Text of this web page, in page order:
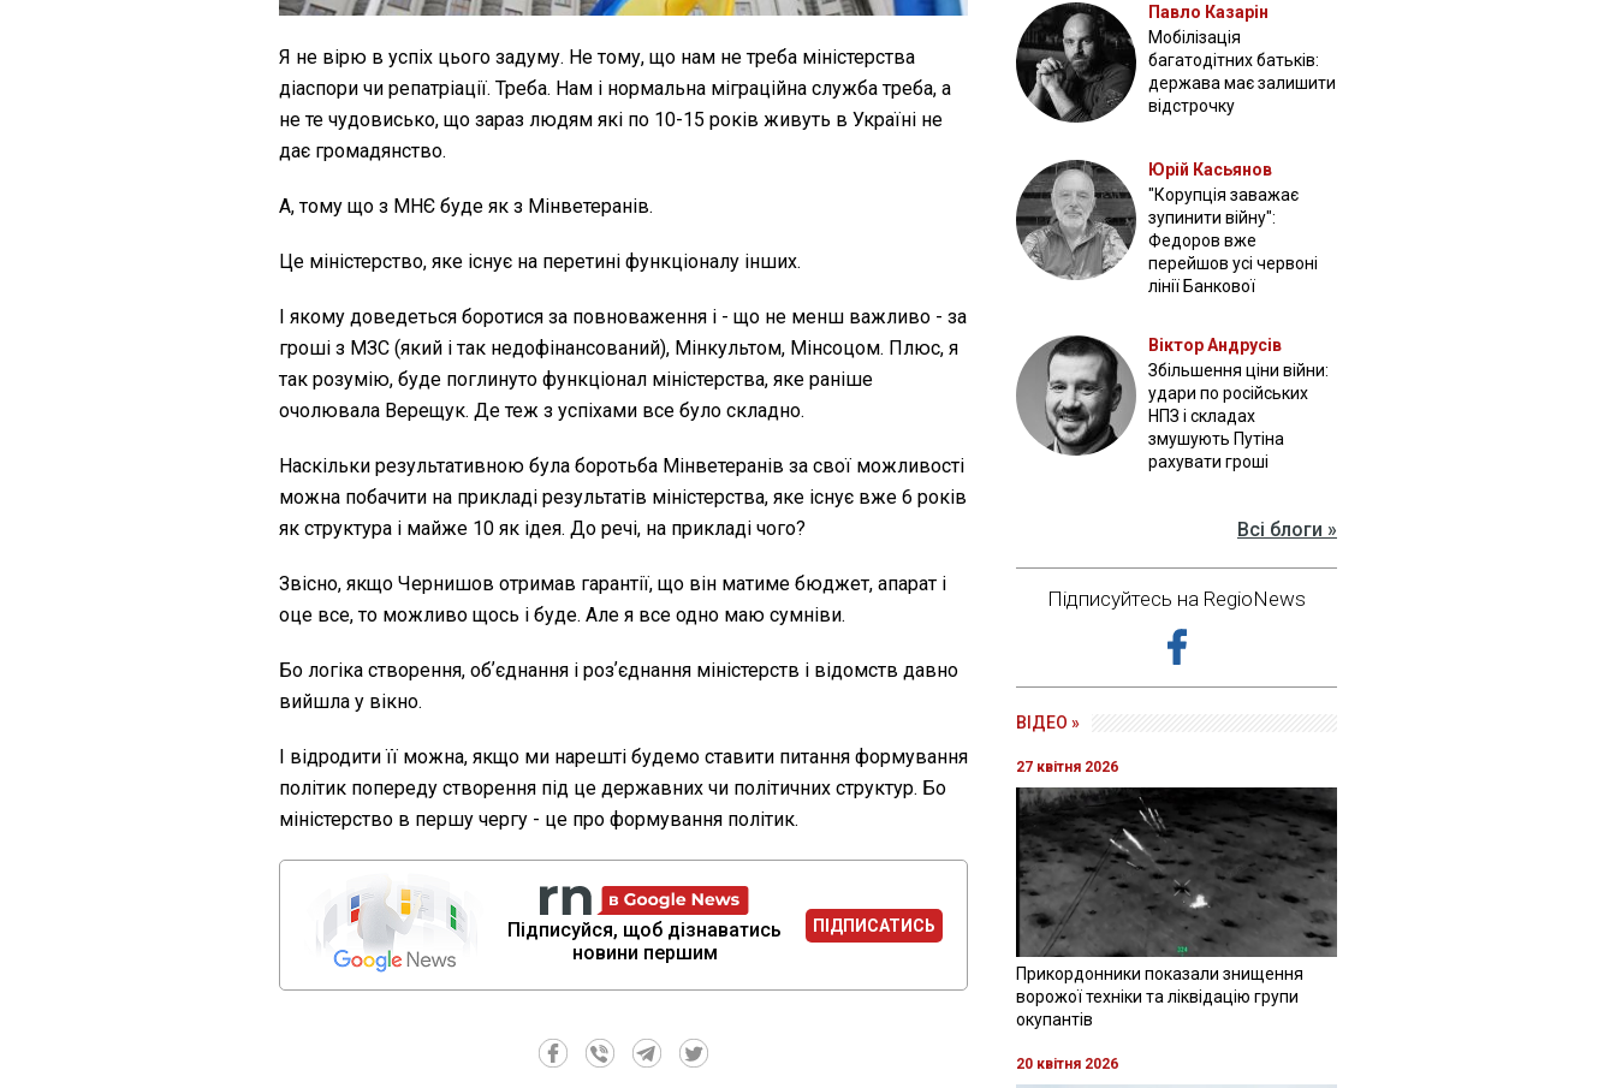
Я не вірю в успіх цього задуму. Не тому, що нам не треба міністерства
діаспори чи репатріації. Треба. Нам і нормальна міграційна служба треба, а
не те чудовисько, що зараз людям які по 10-15 років живуть в Україні не
дає громадянство.
А, тому що з МНЄ буде як з Мінветеранів.
Це міністерство, яке існує на перетині функціоналу інших.
І якому доведеться боротися за повноваження і - що не менш важливо - за
гроші з МЗС (який і так недофінансований), Мінкультом, Мінсоцом. Плюс, я
так розумію, буде поглинуто функціонал міністерства, яке раніше
очолювала Верещук. Де теж з успіхами все було складно.
Наскільки результативною була боротьба Мінветеранів за свої можливості
можна побачити на прикладі результатів міністерства, яке існує вже 6 років
як структура і майже 10 як ідея. До речі, на прикладі чого?
Звісно, якщо Чернишов отримав гарантії, що він матиме бюджет, апарат і
оце все, то можливо щось і буде. Але я все одно маю сумніви.
Бо логіка створення, обʼєднання і розʼєднання міністерств і відомств давно
вийшла у вікно.
І відродити її можна, якщо ми нарешті будемо ставити питання формування
політик попереду створення під це державних чи політичних структур. Бо
міністерство в першу чергу - це про формування політик.
Підписуйся, щоб дізнаватись
новини першим
ПІДПИСАТИСЬ
Павло Казарін
Мобілізація
багатодітних батьків:
держава має залишити
відстрочку
Юрій Касьянов
"Корупція заважає
зупинити війну":
Федоров вже
перейшов усі червоні
лінії Банкової
Віктор Андрусів
Збільшення ціни війни:
удари по російських
НПЗ і складах
змушують Путіна
рахувати гроші
Всі блоги »
Підписуйтесь на RegioNews
ВІДЕО »
27 квітня 2026
Прикордонники показали знищення
ворожої техніки та ліквідацію групи
окупантів
20 квітня 2026